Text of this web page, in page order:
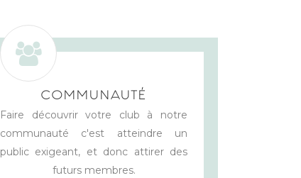
COMMUNAUTÉ
Faire découvrir votre club à notre
communauté c'est atteindre un
public exigeant, et donc attirer des
futurs membres.